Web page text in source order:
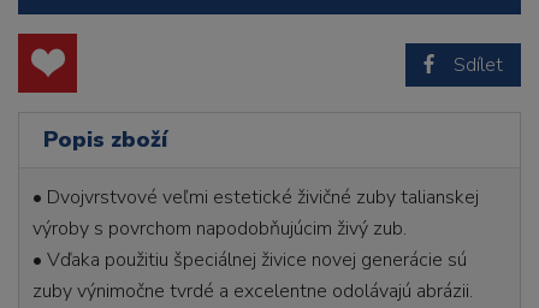
Sdílet
Popis zboží
• Dvojvrstvové veľmi estetické živičné zuby talianskej
výroby s povrchom napodobňujúcim živý zub.
• Vďaka použitiu špeciálnej živice novej generácie sú
zuby výnimočne tvrdé a excelentne odolávajú abrázii.